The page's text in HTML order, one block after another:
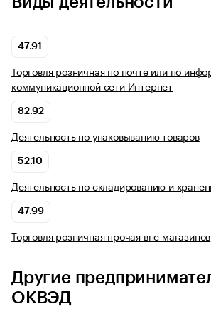
47.91
Торговля розничная по почте или по
коммуникационной сети Интернет
82.92
Деятельность по упаковыванию товаров
52.10
Деятельность по складированию и
47.99
Торговля розничная прочая вне
Другие
ОКВЭД